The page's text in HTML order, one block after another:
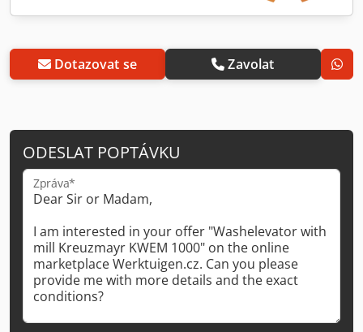
Dotazovat se Zavolat
ODESLAT POPTÁVKU
Zpráva*